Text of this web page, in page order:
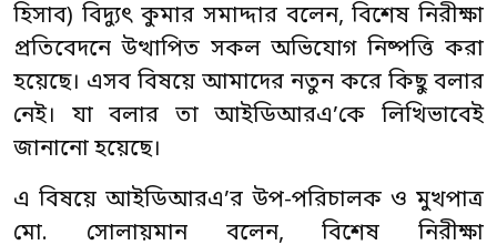
হিসাব) বিদ্যুৎ কুমার সমাদ্দার বলেন, বিশেষ নিরীক্ষা
প্রতিবেদনে উত্থাপিত সকল অভিযোগ নিষ্পত্তি করা
হয়েছে। এসব বিষয়ে আমাদের নতুন করে কিছু বলার
নেই। যা বলার তা আইডিআরএ’কে লিখিভাবেই
জানানো হয়েছে।
এ বিষয়ে আইডিআরএ’র উপ-পরিচালক ও মুখপাত্র
মো. সোলায়মান বলেন, বিশেষ নিরীক্ষা